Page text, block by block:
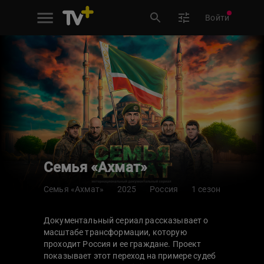
Войти
Семья «Ахмат»
Семья «Ахмат» 2025 Россия 1 сезон
Документальный сериал рассказывает о
масштабе трансформации, которую
проходит Россия и ее граждане. Проект
показывает этот переход на примере судеб